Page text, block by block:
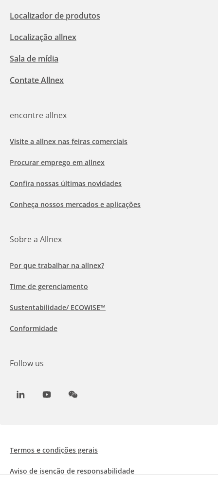
Localizador de produtos
Localização allnex
Sala de mídia
Contate Allnex
encontre allnex
Visite a allnex nas feiras comerciais
Procurar emprego em allnex
Confira nossas últimas novidades
Conheça nossos mercados e aplicações
Sobre a Allnex
Por que trabalhar na allnex?
Time de gerenciamento
Sustentabilidade/ ECOWISE™
Conformidade
Follow us
LinkedInYoutubeWeChat
Termos e condições gerais
Aviso de isenção de responsabilidade